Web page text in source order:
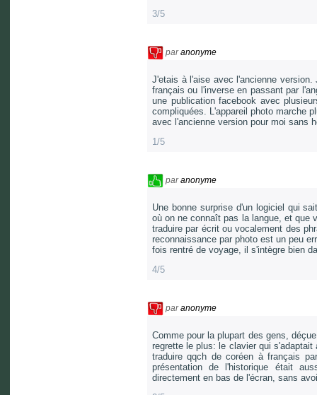
3/5
paranonyme
J'etais à l'aise avec l'ancienne
français ou l'inverse en passant par
une publication facebook avec
compliquées. L'appareil photo marche
avec l'ancienne version pour moi sans
1/5
paranonyme
Une bonne surprise d'un logiciel qui
où on ne connaît pas la langue, et que
traduire par écrit ou vocalement des
reconnaissance par photo est un peu
fois rentré de voyage, il s'intègre bien
4/5
paranonyme
Comme pour la plupart des gens,
regrette le plus: le clavier qui
traduire qqch de coréen à français
présentation de l'historique était
directement en bas de l'écran, sans